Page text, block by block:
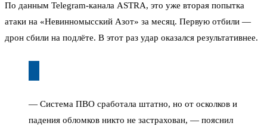
По данным Telegram-канала ASTRA, это уже вторая попытка
атаки на «Невинномысский Азот» за месяц. Первую отбили —
дрон сбили на подлёте. В этот раз удар оказался результативнее.
— Система ПВО сработала штатно, но от осколков и
падения обломков никто не застрахован, — пояснил